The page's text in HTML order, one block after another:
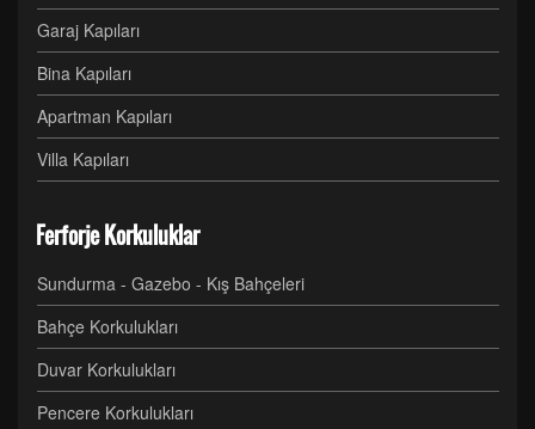
Garaj Kapıları
Bina Kapıları
Apartman Kapıları
Villa Kapıları
Ferforje Korkuluklar
Sundurma - Gazebo - Kış Bahçeleri
Bahçe Korkulukları
Duvar Korkulukları
Pencere Korkulukları